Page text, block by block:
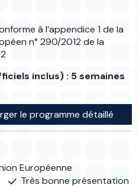
à l’appendice 1 de la
n° 290/2012 de la
inclus) : 5 semaines
le programme détaillé
Européenne
Très bonne présentation